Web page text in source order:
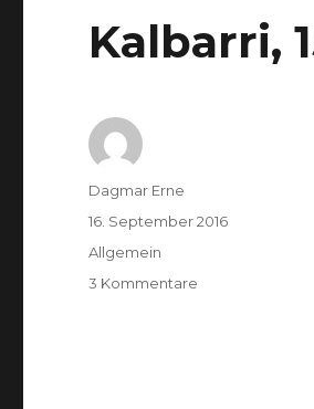
Kalbarri,
Autor
Dagmar Erne
Veröffentlicht
am
16. September 2016
Kategorien
Allgemein
3 Kommentare